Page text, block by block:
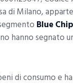
di Milano,
Blue
hanno segnato
di consumo e